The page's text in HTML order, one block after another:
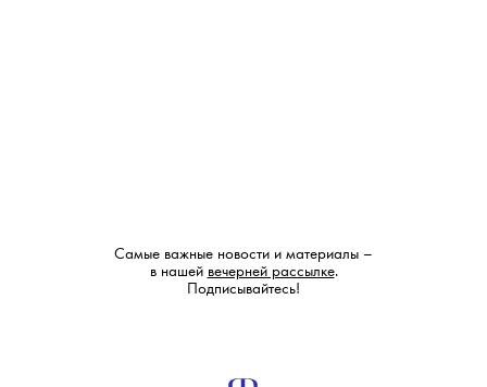
Самые важные новости и материалы –
в нашей вечерней рассылке.
Подписывайтесь!